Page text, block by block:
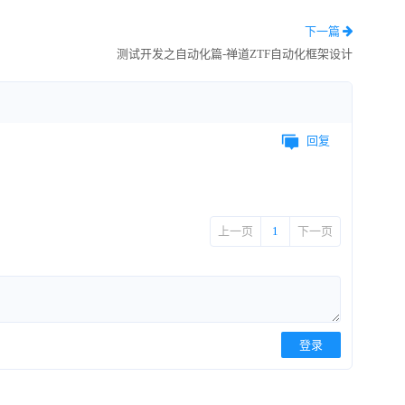
下一篇
测试开发之自动化篇-禅道ZTF自动化框架设计
回复
上一页 1 下一页
登录